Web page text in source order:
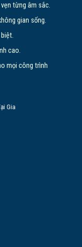
từng âm sắc.
gian sống.
cao.
mọi công trình
Gia